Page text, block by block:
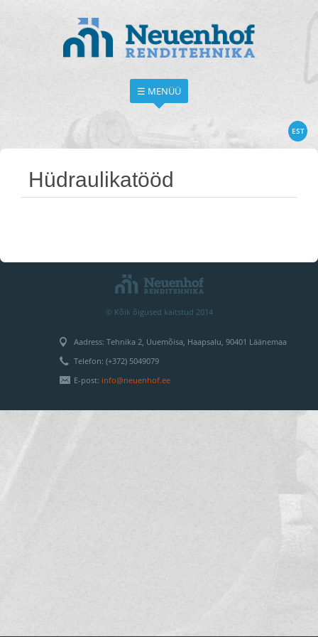
☰ MENÜÜ
EST
Hüdraulikatööd
© Kõik õigused kaitstud 2014
Aadress: Tehnika 2, Uuemõisa, Haapsalu, 90401 Läänemaa
Telefon: (+372) 5049079
E-post: info@neuenhof.ee